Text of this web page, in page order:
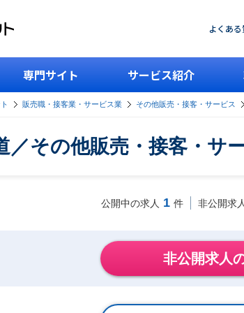
よくある
専門サイト サービス紹介
販売職・接客業・サービス業 その他販売・接客・サービス
／その他販売・接客・サ
公開中の求人 1 件 非公開求人
非公開求人